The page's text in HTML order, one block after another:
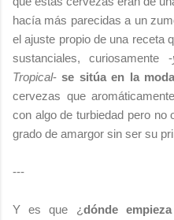
hacía más parecidas a un
el ajuste propio de una receta
sustanciales, curiosamente -
Tropical-se sitúa en la
cervezas que
con algo de turbiedad pero
grado de amargor sin ser su
---
Y es que ¿dónde